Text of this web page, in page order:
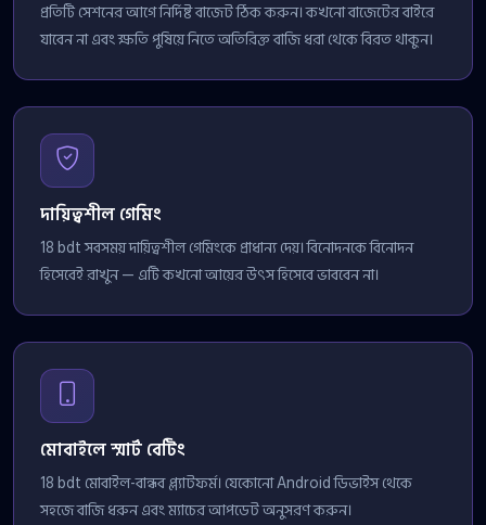
প্রতিটি সেশনের আগে নির্দিষ্ট বাজেট ঠিক করুন। কখনো বাজেটের বাইরে
যাবেন না এবং ক্ষতি পুষিয়ে নিতে অতিরিক্ত বাজি ধরা থেকে বিরত থাকুন।
দায়িত্বশীল গেমিং
18 bdt সবসময় দায়িত্বশীল গেমিংকে প্রাধান্য দেয়। বিনোদনকে বিনোদন
হিসেবেই রাখুন — এটি কখনো আয়ের উৎস হিসেবে ভাববেন না।
মোবাইলে স্মার্ট বেটিং
18 bdt মোবাইল-বান্ধব প্ল্যাটফর্ম। যেকোনো Android ডিভাইস থেকে
সহজে বাজি ধরুন এবং ম্যাচের আপডেট অনুসরণ করুন।